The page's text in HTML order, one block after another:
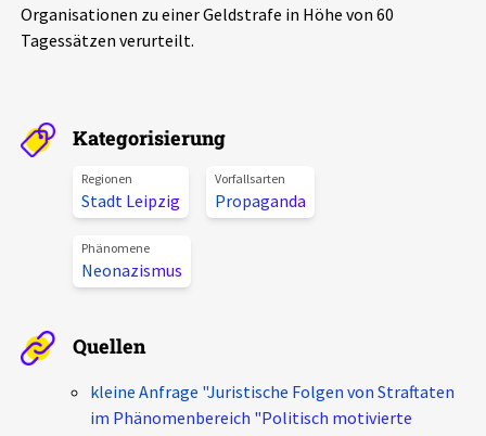
Schlaglichter
Aktuelles
Veranstaltungen
Podcasts
Über uns
Kontakt
Unterstützer_innen
Organisationen zu einer Geldstrafe in Höhe von 60
Tagessätzen verurteilt.
Kategorisierung
Regionen
Stadt Leipzig
Vorfallsarten
Propaganda
Phänomene
Neonazismus
Quellen
kleine Anfrage "Juristische Folgen von Straftaten
im Phänomenbereich "Politisch motivierte